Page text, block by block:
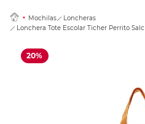
Mochilas
Loncheras
Lonchera Tote Escolar Ticher Perrito
20%